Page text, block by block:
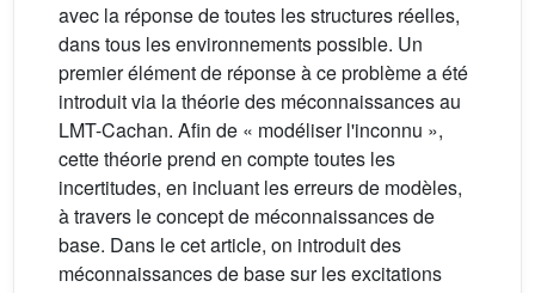
avec la réponse de toutes les structures réelles,
dans tous les environnements possible. Un
premier élément de réponse à ce problème a été
introduit via la théorie des méconnaissances au
LMT-Cachan. Afin de « modéliser l'inconnu »,
cette théorie prend en compte toutes les
incertitudes, en incluant les erreurs de modèles,
à travers le concept de méconnaissances de
base. Dans le cet article, on introduit des
méconnaissances de base sur les excitations